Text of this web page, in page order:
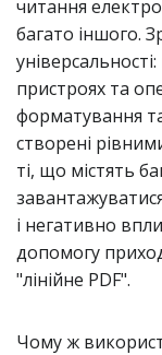
читання
багато іншого.
пристроях та
форматування
створені
ті, що містять
і негативно
допомогу
"лінійне PDF".
Чому ж